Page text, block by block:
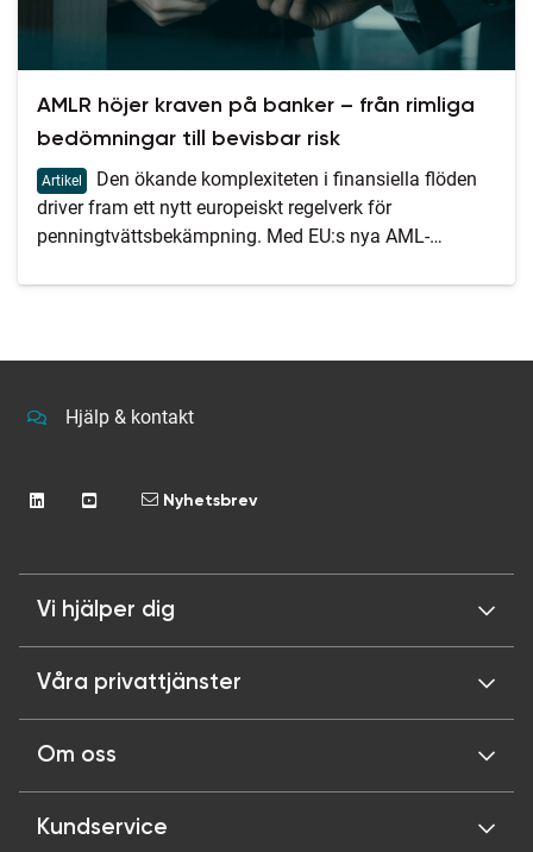
AMLR höjer kraven på banker – från rimliga
bedömningar till bevisbar risk
Artikel
Den ökande komplexiteten i finansiella flöden
driver fram ett nytt europeiskt regelverk för
penningtvättsbekämpning. Med EU:s nya AML-
det uppdaterade direktivet AMLD6, skärps kraven på
Hjälp & kontakt
Nyhetsbrev
Vi hjälper dig
Våra privattjänster
Om oss
Kundservice